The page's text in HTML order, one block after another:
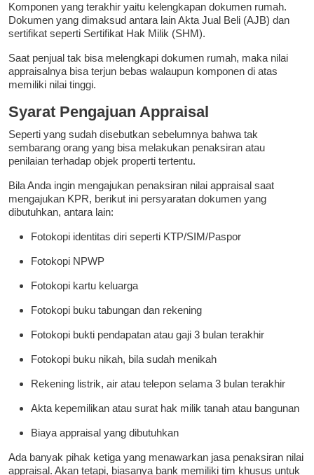
Komponen yang terakhir yaitu kelengkapan dokumen rumah.
Dokumen yang dimaksud antara lain Akta Jual Beli (AJB) dan
sertifikat seperti Sertifikat Hak Milik (SHM).
Saat penjual tak bisa melengkapi dokumen rumah, maka nilai
appraisalnya bisa terjun bebas walaupun komponen di atas
memiliki nilai tinggi.
Syarat Pengajuan Appraisal
Seperti yang sudah disebutkan sebelumnya bahwa tak
sembarang orang yang bisa melakukan penaksiran atau
penilaian terhadap objek properti tertentu.
Bila Anda ingin mengajukan penaksiran nilai appraisal saat
mengajukan KPR, berikut ini persyaratan dokumen yang
dibutuhkan, antara lain:
Fotokopi identitas diri seperti KTP/SIM/Paspor
Fotokopi NPWP
Fotokopi kartu keluarga
Fotokopi buku tabungan dan rekening
Fotokopi bukti pendapatan atau gaji 3 bulan terakhir
Fotokopi buku nikah, bila sudah menikah
Rekening listrik, air atau telepon selama 3 bulan terakhir
Akta kepemilikan atau surat hak milik tanah atau bangunan
Biaya appraisal yang dibutuhkan
Ada banyak pihak ketiga yang menawarkan jasa penaksiran nilai
appraisal. Akan tetapi, biasanya bank memiliki tim khusus untuk